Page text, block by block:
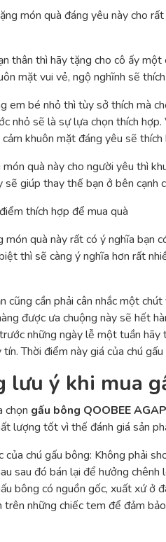
món quà đáng yêu này cho
thân thì hãy tặng cho cô ấy một
mặt vui vẻ, ngộ nghĩnh sẽ
em bé nhỏ thì tùy sở thích mà
nhỏ sẽ là sự lựa chọn thích
khuôn mặt đáng yêu sẽ
món quà này cho người yêu thì
sẽ giúp thay thế bạn ở bên cạnh
thích hợp để mua quà
món quà này rất có ý nghĩa bạn
thì sẽ càng ý nghĩa hơn rất
cũng cần phải cân nhắc một
được ưa chuộng này sẽ hết
những ngày lễ một tuần hãy
Thời điểm này giá của chú
lưu ý khi mua
chọn gấu bông QOOBEE
lượng tốt vì thế đánh giá sản
của chú gấu bông: Không phải
sau đó bán lại để hưởng
bông có nguồn gốc, xuất xứ ở
những chiếc tem để đảm